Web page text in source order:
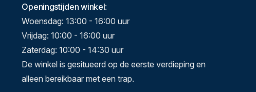
Openingstijden winkel:
Woensdag: 13:00 - 16:00 uur
Vrijdag: 10:00 - 16:00 uur
Zaterdag: 10:00 - 14:30 uur
De winkel is gesitueerd op de eerste verdieping en
alleen bereikbaar met een trap.